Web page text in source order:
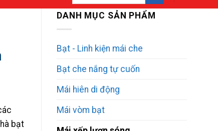
DANH MỤC SẢN PHẨM
Bạt - Linh kiện mái che
Bạt che nắng tự cuốn
Mái hiên di động
Mái vòm bạt
bạt